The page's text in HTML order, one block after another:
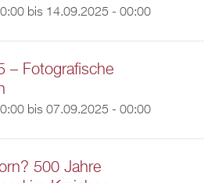
bis 14.09.2025 - 00:00
– Fotografische
bis 07.09.2025 - 00:00
500 Jahre